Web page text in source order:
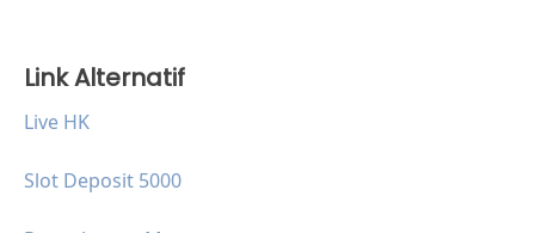
Link Alternatif
Live HK
Slot Deposit 5000